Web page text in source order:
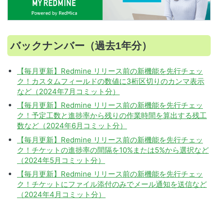
バックナンバー（過去1年分）
【毎月更新】Redmine リリース前の新機能を先行チェッ
ク！カスタムフィールドの数値に3桁区切りのカンマ表示
など（2024年7月コミット分）
【毎月更新】Redmine リリース前の新機能を先行チェッ
ク！予定工数と進捗率から残りの作業時間を算出する残工
数など（2024年6月コミット分）
【毎月更新】Redmine リリース前の新機能を先行チェッ
ク！チケットの進捗率の間隔を10%または5%から選択など
（2024年5月コミット分）
【毎月更新】Redmine リリース前の新機能を先行チェッ
ク！チケットにファイル添付のみでメール通知を送信など
（2024年4月コミット分）